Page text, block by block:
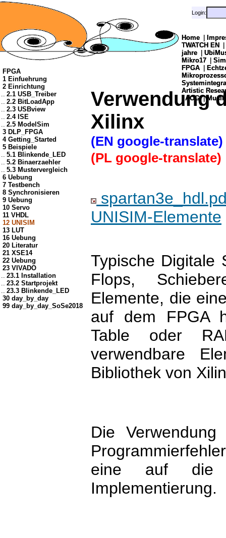
Home
TWATCH EN
jahre
Mikro17
FPGA
Artistic
AOG | Musik
Login:
FPGA
1 Einfuehrung
2 Einrichtung
.. 2.1 USB_Treiber
.. 2.2 BitLoadApp
.. 2.3 USBview
.. 2.4 ISE
.. 2.5 ModelSim
3 DLP_FPGA
4 Getting_Started
5 Beispiele
.. 5.1 Blinkende_LED
.. 5.2 Binaerzaehler
.. 5.3 Mustervergleich
6 Uebung
7 Testbench
8 Synchronisieren
9 Uebung
10 Servo
11 VHDL
12 UNISIM
13 LUT
16 Uebung
20 Literatur
21 XSE14
22 Uebung
23 VIVADO
.. 23.1 Installation
.. 23.2 Startprojekt
.. 23.3 Blinkende_LED
30 day_by_day
99 day_by_day_SoSe2018
Home
TWATCH EN
jahre
Mikro17
FPGA
Artistic
AOG | Musik
Login:
Verwendung
Xilinx
(EN google-translate)
(PL google-translate)
UNISIM-Elemente
Typische Digitale
Flops,
Elemente, die
auf dem FPGA
Table oder
verwendbare
Bibliothek von
Die
eine auf die
Implementierung.